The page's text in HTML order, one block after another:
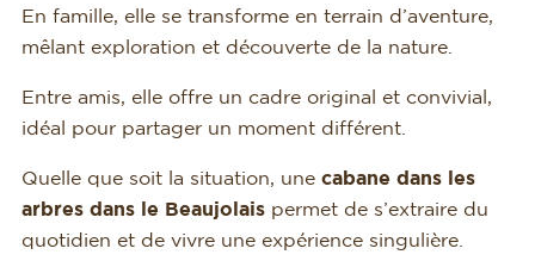
En famille, elle se transforme en terrain d’aventure,
mêlant exploration et découverte de la nature.
Entre amis, elle offre un cadre original et convivial,
idéal pour partager un moment différent.
Quelle que soit la situation, une cabane dans les
arbres dans le Beaujolaispermet de s’extraire du
quotidien et de vivre une expérience singulière.